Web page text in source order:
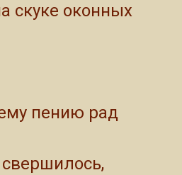
скуке оконных
пению рад